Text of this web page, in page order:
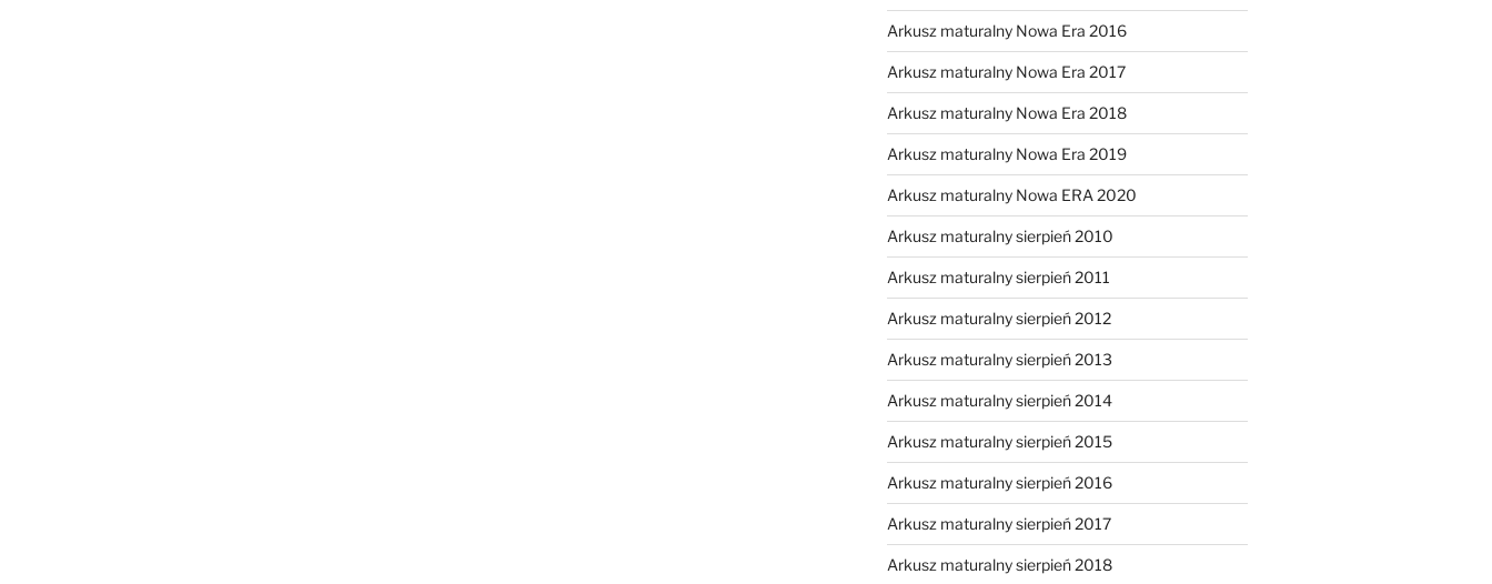
Arkusz maturalny Nowa Era 2016
Arkusz maturalny Nowa Era 2017
Arkusz maturalny Nowa Era 2018
Arkusz maturalny Nowa Era 2019
Arkusz maturalny Nowa ERA 2020
Arkusz maturalny sierpień 2010
Arkusz maturalny sierpień 2011
Arkusz maturalny sierpień 2012
Arkusz maturalny sierpień 2013
Arkusz maturalny sierpień 2014
Arkusz maturalny sierpień 2015
Arkusz maturalny sierpień 2016
Arkusz maturalny sierpień 2017
Arkusz maturalny sierpień 2018